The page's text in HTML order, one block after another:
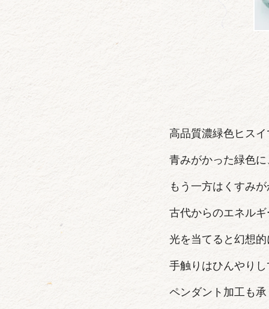
高品質濃緑色ヒス
青みがかった緑色
もう一方はくすみ
古代からのエネル
光を当てると幻想
手触りはひんやり
ペンダント加工も